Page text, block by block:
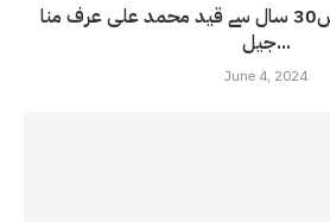
ممبئی حملہ کیس میں30 سال سے قید محمد علی عرف منا
جیل...
June 4, 2024